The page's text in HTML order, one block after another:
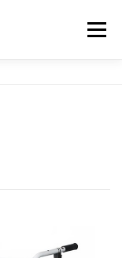
Menu